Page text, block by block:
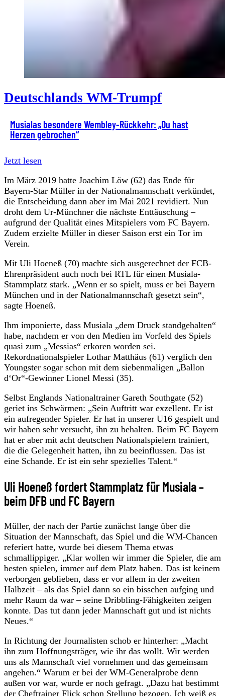
Deutschlands WM-Trumpf
Musialas besondere Wembley-Rückkehr: „Du hast
Herzen gebrochen“
Jetzt lesen
Im März 2019 hatte Joachim Löw (62) das Ende für
Bayern-Star Müller in der Nationalmannschaft verkündet,
die Entscheidung dann aber im Mai 2021 revidiert. Nun
droht dem Ur-Münchner die nächste Enttäuschung –
aufgrund der Qualität eines Mitspielers vom FC Bayern.
Zudem erzielte Müller in dieser Saison erst ein Tor im
Verein.
Mit Uli Hoeneß (70) machte sich ausgerechnet der FCB-
Ehrenpräsident auch noch bei RTL für einen Musiala-
Stammplatz stark. „Wenn er so spielt, muss er bei Bayern
München und in der Nationalmannschaft gesetzt sein“,
sagte Hoeneß.
Ihm imponierte, dass Musiala „dem Druck standgehalten“
habe, nachdem er von den Medien im Vorfeld des Spiels
quasi zum „Messias“ erkoren worden sei.
Rekordnationalspieler Lothar Matthäus (61) verglich den
Youngster sogar schon mit dem siebenmaligen „Ballon
d‘Or“-Gewinner Lionel Messi (35).
Selbst Englands Nationaltrainer Gareth Southgate (52)
geriet ins Schwärmen: „Sein Auftritt war exzellent. Er ist
ein aufregender Spieler. Er hat in unserer U16 gespielt und
wir haben sehr versucht, ihn zu behalten. Beim FC Bayern
hat er aber mit acht deutschen Nationalspielern trainiert,
die die Gelegenheit hatten, ihn zu beeinflussen. Das ist
eine Schande. Er ist ein sehr spezielles Talent.“
Uli Hoeneß fordert Stammplatz für Musiala –
beim DFB und FC Bayern
Müller, der nach der Partie zunächst lange über die
Situation der Mannschaft, das Spiel und die WM-Chancen
referiert hatte, wurde bei diesem Thema etwas
schmallippiger. „Klar wollen wir immer die Spieler, die am
besten spielen, immer auf dem Platz haben. Das ist keinem
verborgen geblieben, dass er vor allem in der zweiten
Halbzeit – als das Spiel dann so ein bisschen aufging und
mehr Raum da war – seine Dribbling-Fähigkeiten zeigen
konnte. Das tut dann jeder Mannschaft gut und ist nichts
Neues.“
In Richtung der Journalisten schob er hinterher: „Macht
ihn zum Hoffnungsträger, wie ihr das wollt. Wir werden
uns als Mannschaft viel vornehmen und das gemeinsam
angehen.“ Warum er bei der WM-Generalprobe denn
außen vor war, wurde er noch gefragt. „Dazu hat bestimmt
der Cheftrainer Flick schon Stellung bezogen. Ich weiß es